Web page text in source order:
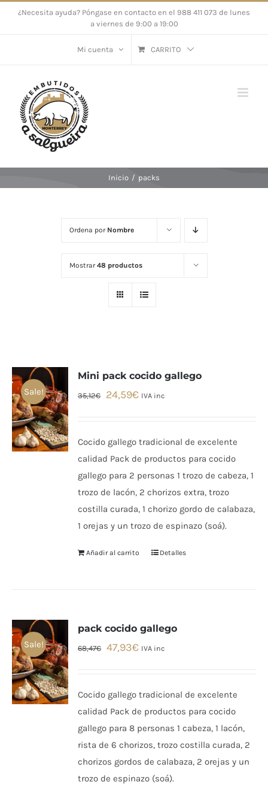
Saltar¿Necesita ayuda? Póngase en contacto en el 988 411 073 de lunes
a viernes de 9:00 a 19:00
Mi cuenta CARRITO
Inicio / packs
Ordena por Nombre
Mostrar48 productos
Sale!
Mini pack cocido gallego
35,12€
El
era:
35,12€.
24,59€El
es:
24,59€.
IVA inc
Cocido gallego tradicional de excelente
calidad Pack de productos para cocido
gallego para 2 personas 1 trozo de cabeza, 1
trozo de lacón, 2 chorizos extra, trozo
costilla curada, 1 chorizo gordo de calabaza,
1 orejas y un trozo de espinazo (soá).
Añadir al carrito Detalles
Sale!
pack cocido gallego
68,47€
El
era:
68,47€.
47,93€El
es:
47,93€.
IVA inc
Cocido gallego tradicional de excelente
calidad Pack de productos para cocido
gallego para 8 personas 1 cabeza, 1 lacón,
rista de 6 chorizos, trozo costilla curada, 2
chorizos gordos de calabaza, 2 orejas y un
trozo de espinazo (soá).